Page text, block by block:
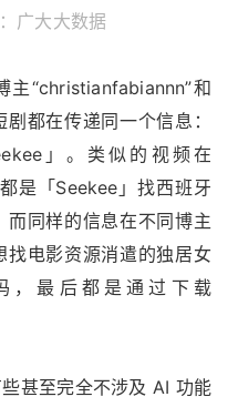
广大大数据
“christianfabiannn”和
都在传递同一个信息：
」。类似的视频在
是「Seekee」找西班牙
同样的信息在不同博主
找电影资源消遣的独居女
，最后都是通过下载
甚至完全不涉及 AI 功能